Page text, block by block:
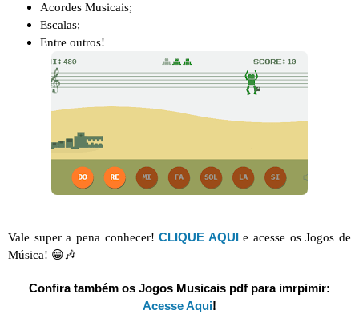
Acordes Musicais;
Escalas;
Entre outros!
Vale super a pena conhecer!CLIQUE AQUI e acesse osJogos de
Música! 😁🎶
Confira também os Jogos Musicais pdf para imrpimir:
Acesse Aqui!